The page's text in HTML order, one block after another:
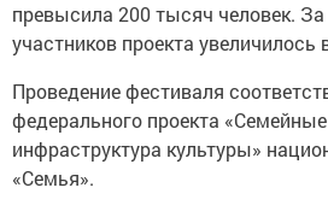
превысила 200 тысяч человек. За
участников проекта увеличилось
Проведение фестиваля
федерального проекта
инфраструктура культуры»
«Семья».